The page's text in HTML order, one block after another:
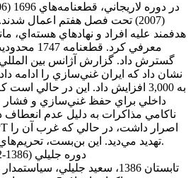
هدفمند عليه افراد و نهادهاي هسته‌اي،
معرفي کرد.
به 3,000 افزايش داد. اين در حالي
داخلي براي حفظ غني‌سازي و فشار
ناکامي مذاکرات به دليل عدم
تهديد مي‌ديد. اين بن‌بست، تحريم‌هاي شديدتر را به دنبال داشت.
دوره جليلي (1386-1392): تحريم‌هاي فلج‌کننده
تابستان 1386، سعيد جليلي،